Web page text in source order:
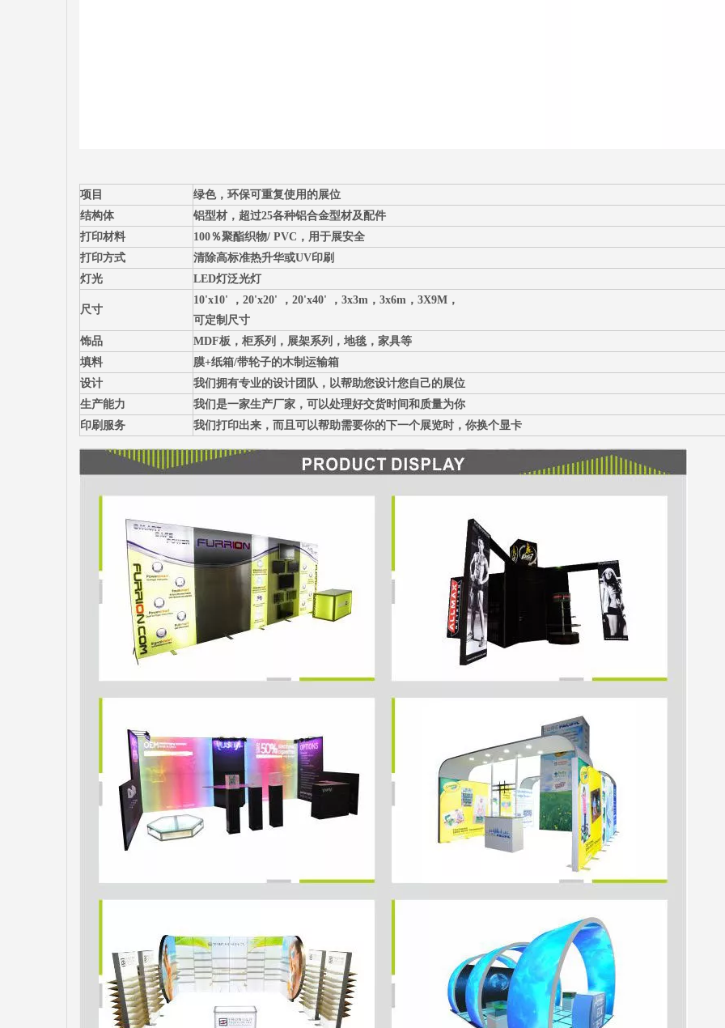
项目
绿色，环保可重复使用的展位
结构体
铝型材，超过25各种铝合金型材及配件
打印材料
100％聚酯织物/ PVC，用于展安全
打印方式
清除高标准热升华或UV印刷
灯光
LED灯泛光灯
尺寸
10'x10' ，20'x20' ，20'x40' ，3x3m，3x6m，3X9M，
可定制尺寸
饰品
MDF板，柜系列，展架系列，地毯，家具等
填料
膜+纸箱/带轮子的木制运输箱
设计
我们拥有专业的设计团队，以帮助您设计您自己的展位
生产能力
我们是一家生产厂家，可以处理好交货时间和质量为你
印刷服务
我们打印出来，而且可以帮助需要你的下一个展览时，你换个显卡